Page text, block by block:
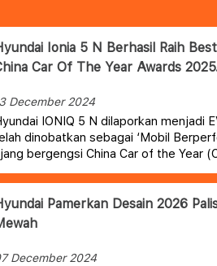
Ionia 5 N Berhasil Raih
Car Of The Year Awards
December 2024
IONIQ 5 N dilaporkan menjadi
dinobatkan sebagai ‘Mobil
bergengsi China Car of the Year
Pamerkan Desain 2026
December 2024